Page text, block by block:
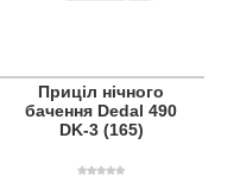
Приціл нічного
бачення Dedal 490
DK-3 (165)